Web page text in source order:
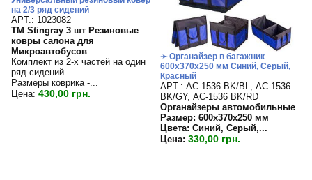
на 2/3 ряд сидений
APT.: 1023082
TM Stingray 3 шт Резиновые
ковры салона для
Микроавтобусов
Комплект из 2-х частей на один
ряд сидений
Размеры коврика -...
Цена: 430,00 грн.
➛ Органайзер в багажник
600х370х250 мм Синий, Серый,
Красный
APT.: АС-1536 BK/BL, АС-1536
BK/GY, АС-1536 BK/RD
Органайзеры автомобильные
Размер: 600х370х250 мм
Цвета: Синий, Серый,...
Цена: 330,00 грн.